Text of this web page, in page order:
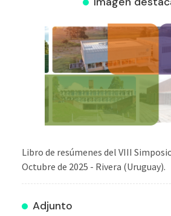
Libro de resúmenes del VIII
Octubre de 2025 - Rivera (Uruguay).
Adjunto